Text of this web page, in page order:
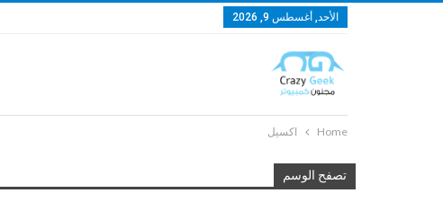
الأحد, أغسطس 9, 2026
Home اكسيل
تصفح الوسم